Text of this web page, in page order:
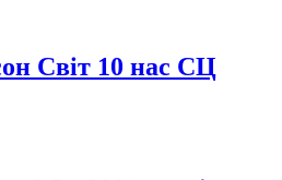
Світ 10 нас СЦ